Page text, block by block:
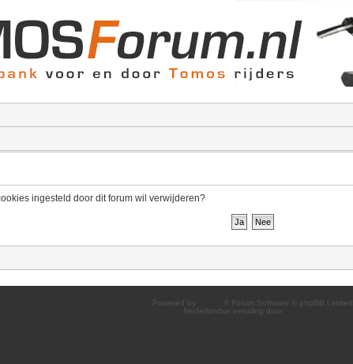
ingesteld door dit forum wil verwijderen?
Powered by
® Forum Software © phpBB Limited
Nederlandse vertaling door